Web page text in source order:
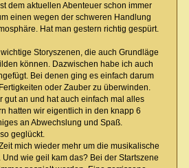
dem aktuellen Abenteuer schon immer
einen wegen der schweren Handlung
Hat man gestern richtig gespürt.
Storyszenen, die auch Grundläge
können. Dazwischen habe ich auch
Bei denen ging es einfach darum
oder Zauber zu überwinden.
gut an und hat auch einfach mal alles
hatten wir eigentlich in den knapp 6
an Abwechslung und Spaß.
geglückt.
mich wieder mehr um die musikalische
wie geil kam das? Bei der Startszene